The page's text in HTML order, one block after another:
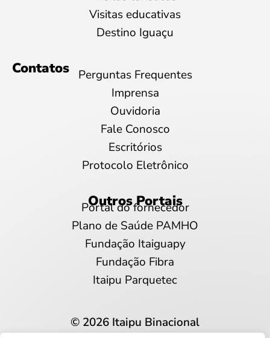
Visitas educativas
Destino Iguaçu
Contatos
Perguntas Frequentes
Imprensa
Ouvidoria
Fale Conosco
Escritórios
Protocolo Eletrônico
Outros Portais
Portal do fornecedor
Plano de Saúde PAMHO
Fundação Itaiguapy
Fundação Fibra
Itaipu Parquetec
© 2026 Itaipu Binacional